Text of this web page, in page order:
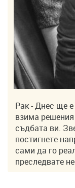
Рак - Днес ще е
взима
съдбата ви.
постигнете
сами да го
преследвате